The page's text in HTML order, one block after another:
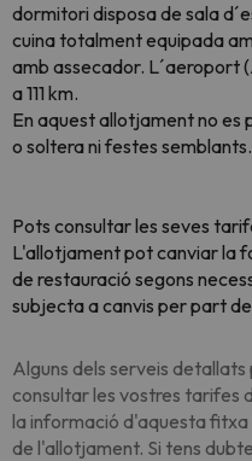
dormitori disposa de sala
cuina totalment equipada
amb assecador. L´aeroport
a 111 km.
En aquest allotjament no
o soltera ni festes
Pots consultar les seves
L'allotjament pot canviar la
de restauració segons
subjecta a canvis per part
Alguns dels serveis
consultar les vostres tarifes
la informació d'aquesta
de l'allotjament. Si tens